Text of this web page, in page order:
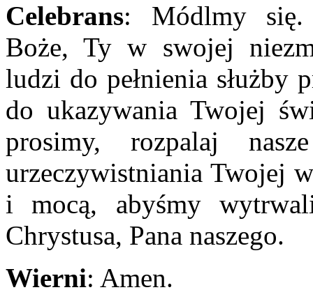
Celebrans: Módlmy
Boże, Ty w swojej
ludzi do pełnienia służby
do ukazywania Twojej
prosimy, rozpalaj
urzeczywistniania Twojej
i mocą, abyśmy
Chrystusa, Pana naszego.
Wierni: Amen.